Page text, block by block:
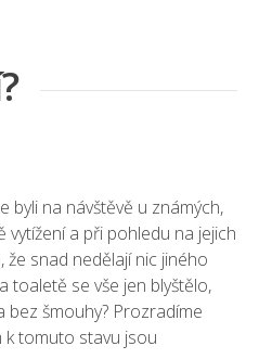
byli na návštěvě u známých,
vytížení a při pohledu na jejich
snad nedělají nic jiného
toaletě se vše jen blyštělo,
bez šmouhy? Prozradíme
k tomuto stavu jsou